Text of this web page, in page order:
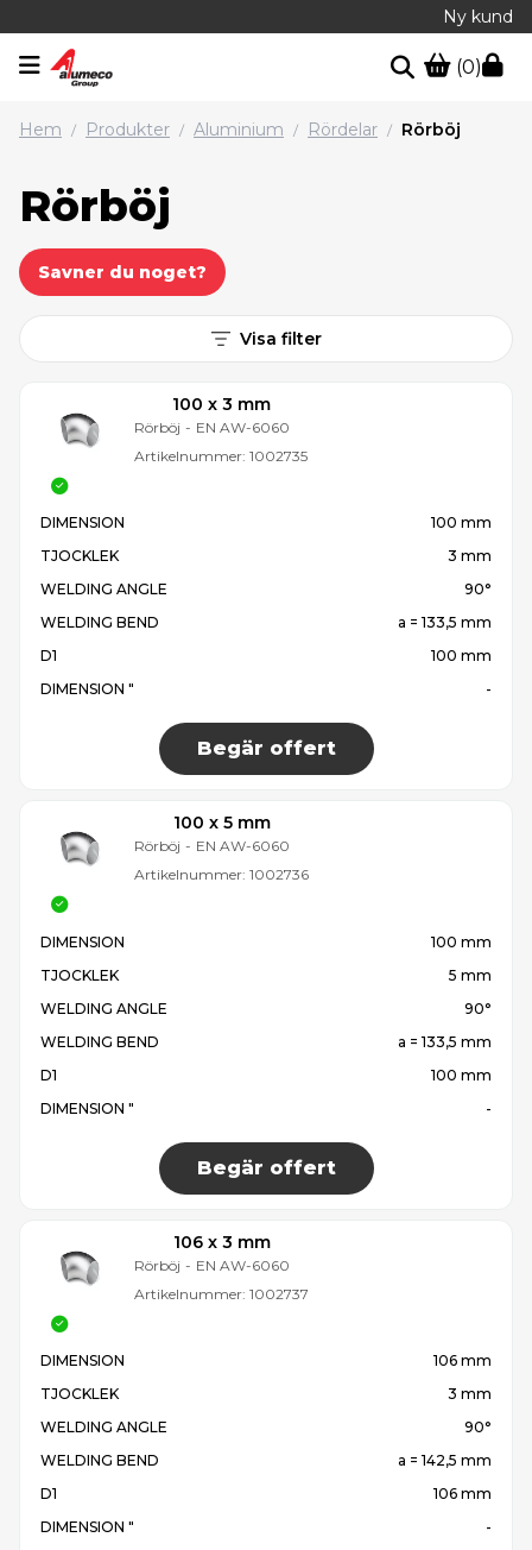
Ny kund
(0)
Hem / Produkter / Aluminium / Rördelar / Rörböj
Rörböj
Savner du noget?
Visa filter
100 x 3 mm
Rörböj - EN AW-6060
Artikelnummer: 1002735
DIMENSION
100 mm
TJOCKLEK
3 mm
WELDING ANGLE
90°
WELDING BEND
a = 133,5 mm
D1
100 mm
DIMENSION "
-
Begär offert
100 x 5 mm
Rörböj - EN AW-6060
Artikelnummer: 1002736
DIMENSION
100 mm
TJOCKLEK
5 mm
WELDING ANGLE
90°
WELDING BEND
a = 133,5 mm
D1
100 mm
DIMENSION "
-
Begär offert
106 x 3 mm
Rörböj - EN AW-6060
Artikelnummer: 1002737
DIMENSION
106 mm
TJOCKLEK
3 mm
WELDING ANGLE
90°
WELDING BEND
a = 142,5 mm
D1
106 mm
DIMENSION "
-